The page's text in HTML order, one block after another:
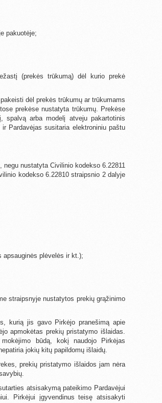
pakuotėje;
(prekės trūkumą) dėl kurio prekė
dėl prekės trūkumų ar trūkumams
prekėse nustatyta trūkumų. Prekėse
spalvą arba modelį atveju pakartotinis
Pardavėjas susitaria elektroniniu paštu
nustatyta Civilinio kodekso 6.22811
kodekso 6.22810 straipsnio 2 dalyje
apsauginės plėvelės ir kt.);
straipsnyje nustatytos prekių grąžinimo
kurią jis gavo Pirkėjo pranešimą apie
apmokėtas prekių pristatymo išlaidas.
būdą, kokį naudojo Pirkėjas
jokių kitų papildomų išlaidų.
prekių pristatymo išlaidos jam nėra
atsisakymą pateikimo Pardavėjui
Pirkėjui įgyvendinus teisę atsisakyti